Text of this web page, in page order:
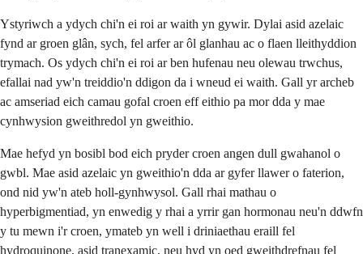
Ystyriwch a ydych chi'n ei roi ar waith yn gywir. Dylai asid azelaic
fynd ar groen glân, sych, fel arfer ar ôl glanhau ac o flaen lleithyddion
trymach. Os ydych chi'n ei roi ar ben hufenau neu olewau trwchus,
efallai nad yw'n treiddio'n ddigon da i wneud ei waith. Gall yr archeb
ac amseriad eich camau gofal croen eff eithio pa mor dda y mae
cynhwysion gweithredol yn gweithio.
Mae hefyd yn bosibl bod eich pryder croen angen dull gwahanol o
gwbl. Mae asid azelaic yn gweithio'n dda ar gyfer llawer o faterion,
ond nid yw'n ateb holl-gynhwysol. Gall rhai mathau o
hyperbigmentiad, yn enwedig y rhai a yrrir gan hormonau neu'n ddwfn
y tu mewn i'r croen, ymateb yn well i driniaethau eraill fel
hydroquinone, asid tranexamic, neu hyd yn oed gweithdrefnau fel